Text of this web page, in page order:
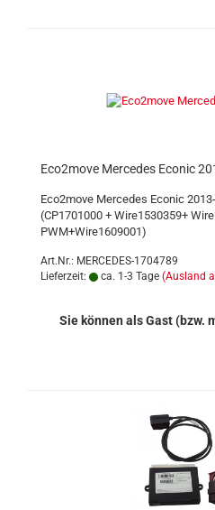
Eco2move Mercedes Econic
Eco2move Mercedes Econic 2013-
(CP1701000 + Wire1530359+
PWM+Wire1609001)
Art.Nr.: MERCEDES-1704789
Lieferzeit:
ca. 1-3 Tage (Ausland
Sie können als Gast (bzw.